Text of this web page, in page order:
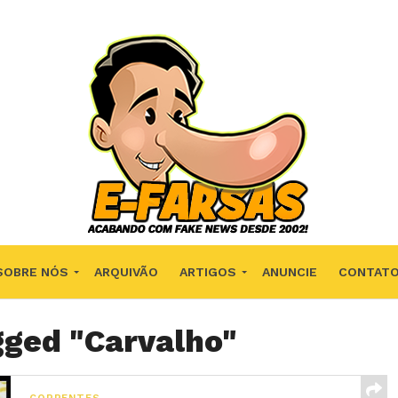
NÓS ARQUIVÃO ARTIGOS ANUNCIE CONTATO
"Carvalho"